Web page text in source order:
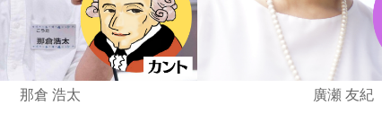
那倉 浩太
廣瀬 友紀